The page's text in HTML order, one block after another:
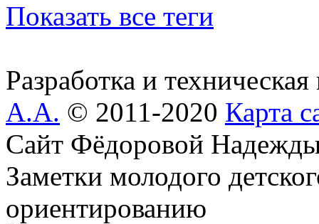
Показать все теги
Разработка и
А.А. © 2011-2020 Карта
Сайт Фёдоровой
Заметки молодого
ориентированию